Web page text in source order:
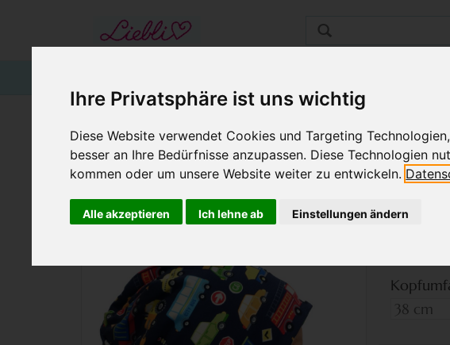
Ihre Privatsphäre ist uns wichtig
Diese Website verwendet Cookies und Targeting
besser an Ihre Bedürfnisse anzupassen. Diese Technologien
kommen oder um unsere Website weiter zu entwickeln.
Alle akzeptieren Ich lehne ab Einstellungen ändern
KINDERMÜTZE, BEANIE